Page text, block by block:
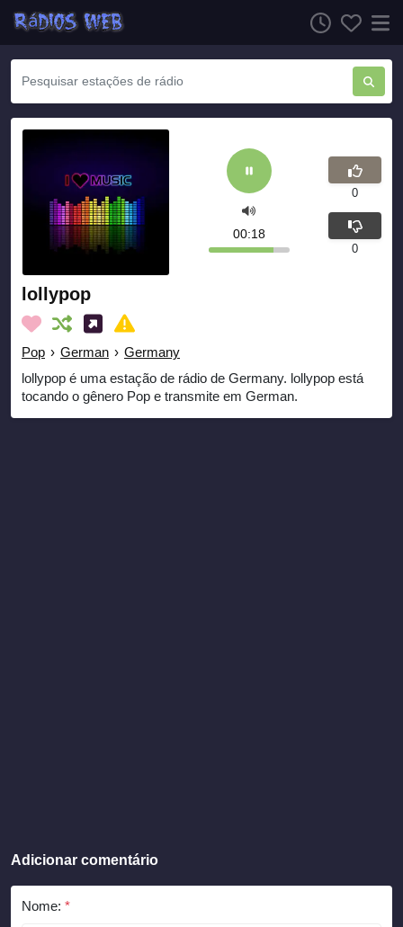
lollypop
Pop › German › Germany
lollypop é uma estação de rádio de Germany. lollypop está
tocando o gênero Pop e transmite em German.
00:18
0
0
Adicionar comentário
Nome: *